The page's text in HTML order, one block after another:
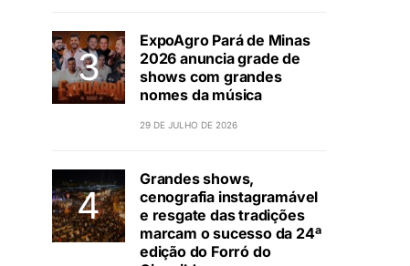
ExpoAgro Pará de Minas
2026 anuncia grade de
shows com grandes
nomes da música
29 DE JULHO DE 2026
Grandes shows,
cenografia instagramável
e resgate das tradições
marcam o sucesso da 24ª
edição do Forró do